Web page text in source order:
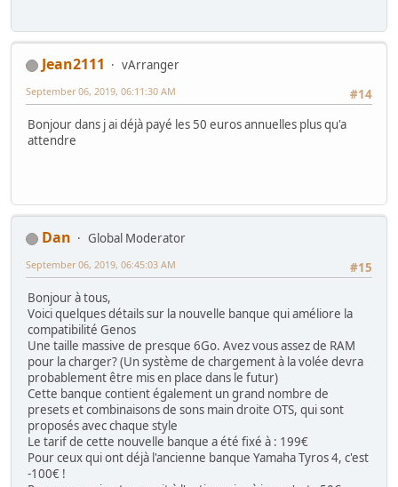
Jean2111
vArranger
#14
September 06, 2019, 06:11:30 AM
Bonjour dans j ai déjà payé les 50 euros annuelles plus qu'a
attendre
Dan
Global Moderator
#15
September 06, 2019, 06:45:03 AM
Bonjour à tous,
Voici quelques détails sur la nouvelle banque qui améliore la
compatibilité Genos
Une taille massive de presque 6Go. Avez vous assez de RAM
pour la charger? (Un système de chargement à la volée devra
probablement être mis en place dans le futur)
Cette banque contient également un grand nombre de
presets et combinaisons de sons main droite OTS, qui sont
proposés avec chaque style
Le tarif de cette nouvelle banque a été fixé à : 199€
Pour ceux qui ont déjà l'ancienne banque Yamaha Tyros 4, c'est
-100€ !